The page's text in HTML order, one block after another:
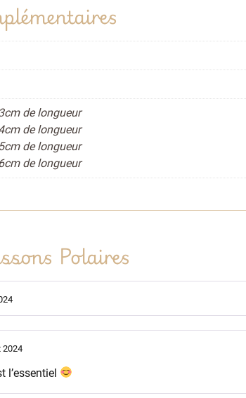
de longueur
de longueur
de longueur
de longueur
Polaires
2024
l’essentiel